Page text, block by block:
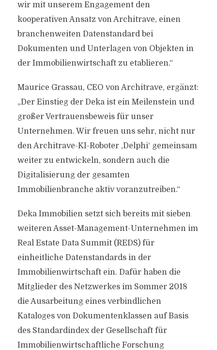
wir mit unserem Engagement den
kooperativen Ansatz von Architrave, einen
branchenweiten Datenstandard bei
Dokumenten und Unterlagen von Objekten in
der Immobilienwirtschaft zu etablieren.“
Maurice Grassau, CEO von Architrave, ergänzt:
„Der Einstieg der Deka ist ein Meilenstein und
großer Vertrauensbeweis für unser
Unternehmen. Wir freuen uns sehr, nicht nur
den Architrave-KI-Roboter ,Delphi‘ gemeinsam
weiter zu entwickeln, sondern auch die
Digitalisierung der gesamten
Immobilienbranche aktiv voranzutreiben.“
Deka Immobilien setzt sich bereits mit sieben
weiteren Asset-Management-Unternehmen im
Real Estate Data Summit (REDS) für
einheitliche Datenstandards in der
Immobilienwirtschaft ein. Dafür haben die
Mitglieder des Netzwerkes im Sommer 2018
die Ausarbeitung eines verbindlichen
Kataloges von Dokumentenklassen auf Basis
des Standardindex der Gesellschaft für
Immobilienwirtschaftliche Forschung